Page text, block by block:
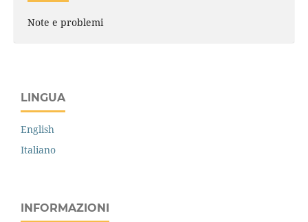
Note e problemi
LINGUA
English
Italiano
INFORMAZIONI